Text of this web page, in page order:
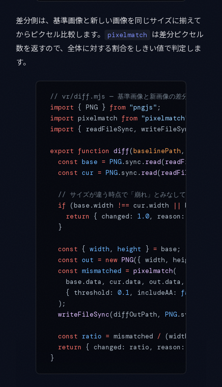
差分側は、基準画像と新しい画像を同じサイズに揃えて
からピクセル比較します。
pixelmatch
は差分ピクセル
数を返すので、全体に対する割合をしきい値で判定しま
す。
// vr/diff.mjs — 基準画像と新画像の差分割合を返す
import { PNG } from "pngjs" ;
import pixelmatch from "pixelmatch"
import { readFileSync, writeFileSync }
export function diff(baselinePath ,
  const
base = PNG.sync. read(readFileSync
  const
cur = PNG.sync. read(readFileSync
// サイズが違う時点で「崩れ」とみなして即失敗させ
  if
(base.width !== cur.width ||
    return
{ changed: 1.0, reason:
  }
  const
{ width , height } = base;
  const
out = new PNG({ width, height });
  const
mismatched = pixelmatch(
base.data, cur.data, out.data, width,
    { threshold:
0.1 , includeAA: false
  );
  writeFileSync
(diffOutPath, PNG.sync.
  const
ratio = mismatched / (width
  return
{ changed: ratio, reason: ratio
}